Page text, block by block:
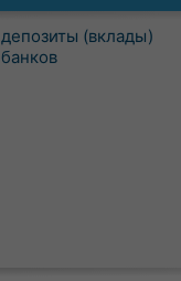
депозиты (вклады)
банков